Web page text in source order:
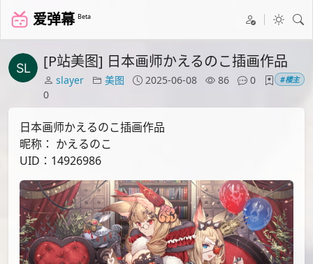
爱弹幕 Beta
[P站美图] 日本画师かえるのこ插画作品
slayer 美图 2025-06-08 86
0
0
#楼主
日本画师かえるのこ插画作品
昵称： かえるのこ
UID：14926986